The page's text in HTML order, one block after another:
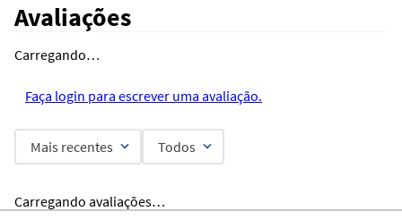
Avaliações
Carregando…
Faça login para escrever uma avaliação.
Mais recentes Todos
Carregando avaliações…